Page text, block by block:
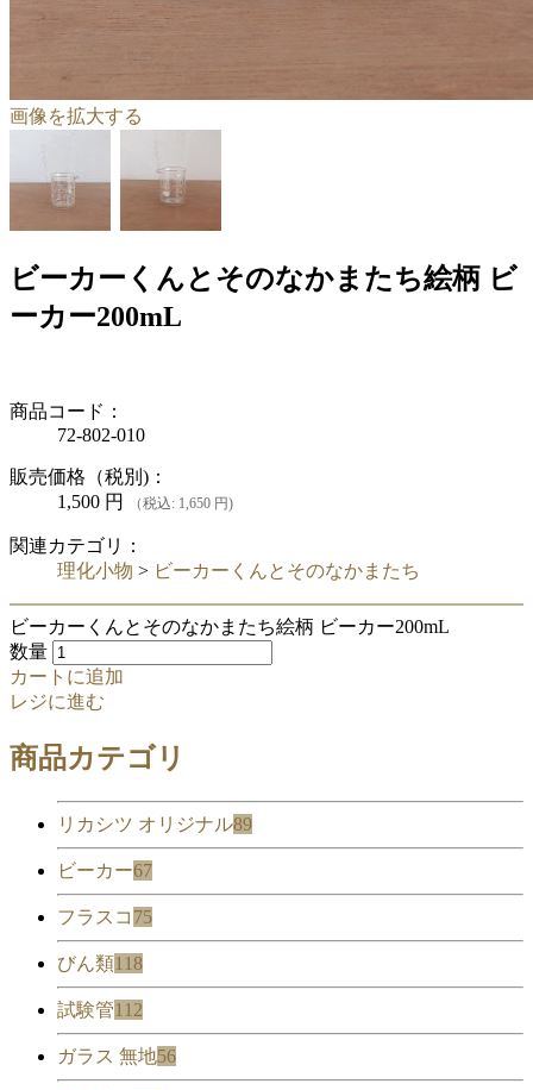
画像を拡大する
ビーカーくんとそのなかまたち絵柄 ビ
ーカー200mL
商品コード：
72-802-010
販売価格（税別)：
1,500 円 （税込: 1,650 円)
関連カテゴリ：
理化小物 > ビーカーくんとそのなかまたち
ビーカーくんとそのなかまたち絵柄 ビーカー200mL
数量
カートに追加
レジに進む
商品カテゴリ
リカシツ オリジナル89
ビーカー67
フラスコ 75
びん類118
試験管112
ガラス 無地56